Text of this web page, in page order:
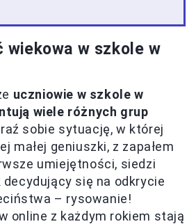
wiekowa w szkole w
uczniowie w szkole w
wiele różnych grup
sobie sytuację, w której
małej geniuszki, z zapałem
umiejętności, siedzi
się na odkrycie
– rysowanie!
online z każdym rokiem stają